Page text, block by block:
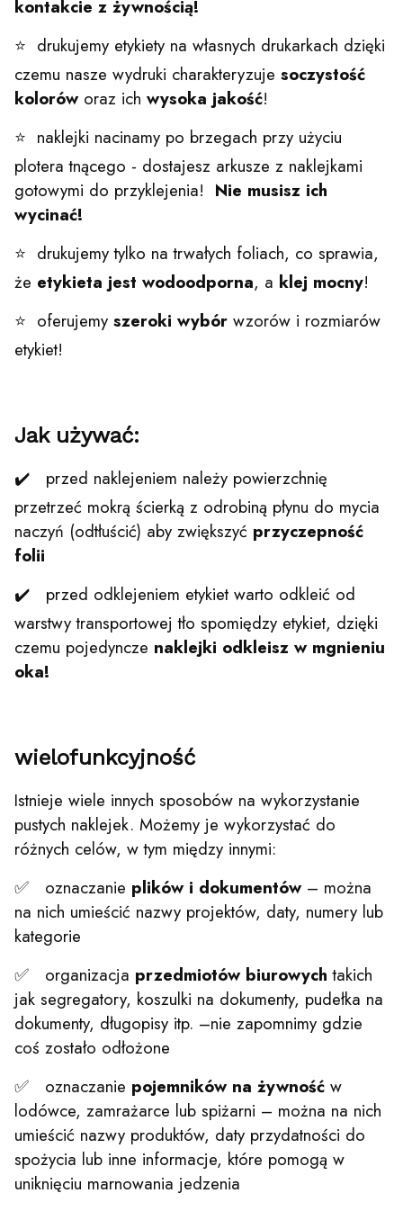
kontakcie z żywnością!
⭐ drukujemy etykiety na własnych drukarkach dzięki
czemu nasze wydruki charakteryzuje soczystość
koloróworaz ich wysoka jakość!
⭐ naklejki nacinamy po brzegach przy użyciu
plotera tnącego - dostajesz arkusze z naklejkami
gotowymi do przyklejenia! Nie musisz ich
wycinać!
⭐ drukujemy tylko na trwałych foliach, co sprawia,
że etykieta jest wodoodporna, a klej mocny!
⭐ oferujemy szeroki wybór wzorów i rozmiarów
etykiet!
Jak używać:
✔️ przed naklejeniem należy powierzchnię
przetrzeć mokrą ścierką z odrobiną płynu do mycia
naczyń (odtłuścić) aby zwiększyć przyczepność
folii
✔️ przed odklejeniem etykiet warto odkleić od
warstwy transportowej tło spomiędzy etykiet, dzięki
czemu pojedyncze naklejki odkleisz w mgnieniu
oka!
wielofunkcyjność
Istnieje wiele innych sposobów na wykorzystanie
pustych naklejek. Możemy je wykorzystać do
różnych celów, w tym między innymi:
✅ oznaczanie plików i dokumentów– można
na nich umieścić nazwy projektów, daty, numery lub
kategorie
✅ organizacja przedmiotów biurowych takich
jak segregatory, koszulki na dokumenty, pudełka na
dokumenty, długopisy itp. –nie zapomnimy gdzie
coś zostało odłożone
✅ oznaczanie pojemników na żywność w
lodówce, zamrażarce lub spiżarni – można na nich
umieścić nazwy produktów, daty przydatności do
spożycia lub inne informacje, które pomogą w
uniknięciu marnowania jedzenia